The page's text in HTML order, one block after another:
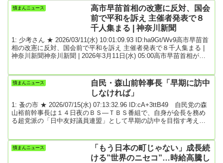
は「本当に感謝している」と伝えた。（饒波あゆみ）同署による
と、事件は８月２６日に発生。同市小倉北区の百貨店「小倉井筒
憤まんニュース
高市早苗首相の改憲に反対、国会
前で平和を訴え 主催者発表で８
千人集まる | 神奈川新聞
1: 少考さん ★ 2026/03/11(水) 10:01:09.93 ID:ha9Gt/Wv9高市早苗首
相の改憲に反対、国会前で平和を訴え 主催者発表で８千人集まる |
神奈川新聞神奈川新聞 | 2026年3月11日(水) 05:00高市早苗首相が改
千人（主催者発表）が集まった。イラン情勢にも触れ、色とりどり
のペンライトを振りながら「高市総理は憲法守れ」「戦争反対」と
憤まんニュース
自民・森山前幹事長「早期に訪中
しなければ」
1: 蚤の市 ★ 2026/07/15(水) 07:13:32.96 ID:cA+3ttB49 自民党の森
山裕前幹事長は１４日夜のＢＳ―ＴＢＳ番組で、自身が会長を務め
る超党派の「日中友好議員連盟」として早期の訪中を目指す考えを
配信引用元: 2: 名無しどんぶらこ 2026/07/15(水) 07:14:51.98
ID:mOZu4ny40何しに行くの？37: 名無...
憤まんニュース
「もう日本の町じゃない」成長続
ける”世界のニセコ”…時給高騰し